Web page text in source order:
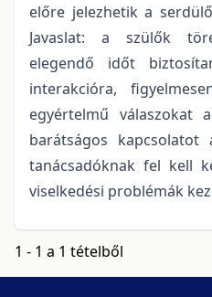
előre jelezhetik a
Javaslat: a szülők
elegendő időt
interakcióra,
egyértelmű válaszokat
barátságos
tanácsadóknak fel kell
viselkedési problémák
1 - 1 a 1 tételből